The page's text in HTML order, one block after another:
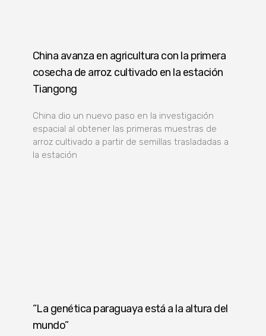
China avanza en agricultura con la primera
cosecha de arroz cultivado en la estación
Tiangong
China dio un nuevo paso en la investigación
espacial al obtener las primeras muestras de
arroz cultivado a partir de semillas trasladadas a
la estación
“La genética paraguaya está a la altura del
mundo”